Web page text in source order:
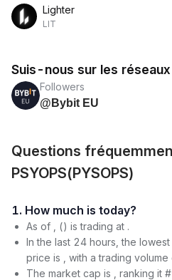
Lighter
LIT
Suis-nous sur les
Followers
@Bybit EU
Questions
PSYOPS(PYSOPS)
1. How much is today?
As of , () is trading at .
In the last 24 hours, the
price is , with a trading volume
The market cap is , ranking it